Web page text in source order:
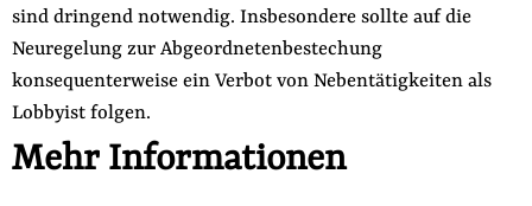
sind dringend notwendig. Insbesondere sollte auf die
Neuregelung zur Abgeordnetenbestechung
konsequenterweise ein Verbot von Nebentätigkeiten als
Lobbyist folgen.
Mehr Informationen